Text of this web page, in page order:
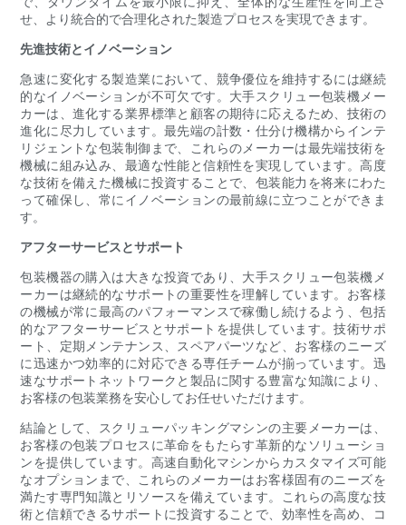
せ、より統合的で合理化された製造プロセスを実現できます。
先進技術とイノベーション
急速に変化する製造業において、競争優位を維持するには継続
的なイノベーションが不可欠です。大手スクリュー包装機メー
カーは、進化する業界標準と顧客の期待に応えるため、技術の
進化に尽力しています。最先端の計数・仕分け機構からインテ
リジェントな包装制御まで、これらのメーカーは最先端技術を
機械に組み込み、最適な性能と信頼性を実現しています。高度
な技術を備えた機械に投資することで、包装能力を将来にわた
って確保し、常にイノベーションの最前線に立つことができま
す。
アフターサービスとサポート
包装機器の購入は大きな投資であり、大手スクリュー包装機メ
ーカーは継続的なサポートの重要性を理解しています。お客様
の機械が常に最高のパフォーマンスで稼働し続けるよう、包括
的なアフターサービスとサポートを提供しています。技術サポ
ート、定期メンテナンス、スペアパーツなど、お客様のニーズ
に迅速かつ効率的に対応できる専任チームが揃っています。迅
速なサポートネットワークと製品に関する豊富な知識により、
お客様の包装業務を安心してお任せいただけます。
結論として、スクリューパッキングマシンの主要メーカーは、
お客様の包装プロセスに革命をもたらす革新的なソリューショ
ンを提供しています。高速自動化マシンからカスタマイズ可能
なオプションまで、これらのメーカーはお客様固有のニーズを
満たす専門知識とリソースを備えています。これらの高度な技
術と信頼できるサポートに投資することで、効率性を高め、コ